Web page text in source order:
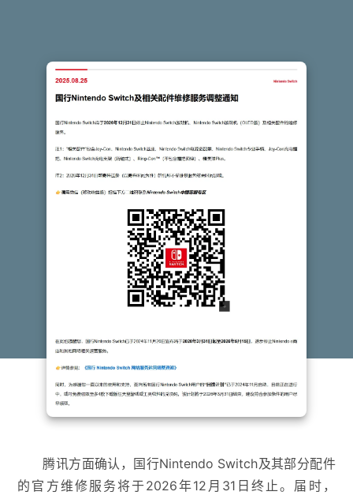
腾讯方面确认，国行Nintendo Switch及其部分配件
的官方维修服务将于2026年12月31日终止。届时，